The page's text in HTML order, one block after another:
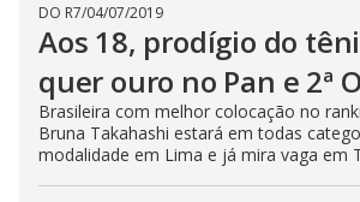
DO R7/04/07/2019
Aos 18, prodígio do
quer ouro no Pan e 2ª
Brasileira com melhor colocação no
Bruna Takahashi estará em todas
modalidade em Lima e já mira vaga em